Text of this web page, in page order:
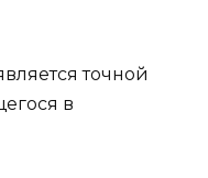
точной
в